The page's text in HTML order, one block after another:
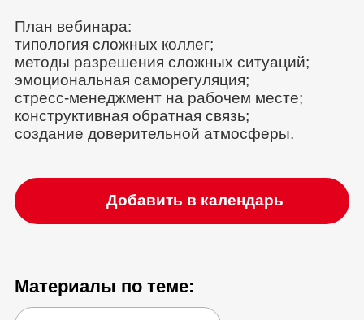
План вебинара:
типология сложных коллег;
методы разрешения сложных ситуаций;
эмоциональная саморегуляция;
стресс-менеджмент на рабочем месте;
конструктивная обратная связь;
создание доверительной атмосферы.
Добавить в календарь
Материалы по теме: